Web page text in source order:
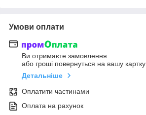
Умови оплати
Ви отримаєте замовлення
або гроші повернуться на вашу картку
Детальніше
Оплатити частинами
Оплата на рахунок